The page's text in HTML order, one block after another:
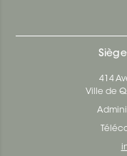
414
Ville de